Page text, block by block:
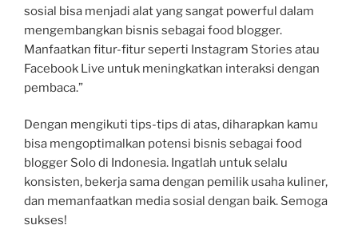
sosial bisa menjadi alat yang sangat powerful dalam
mengembangkan bisnis sebagai food blogger.
Manfaatkan fitur-fitur seperti Instagram Stories atau
Facebook Live untuk meningkatkan interaksi dengan
pembaca.”
Dengan mengikuti tips-tips di atas, diharapkan kamu
bisa mengoptimalkan potensi bisnis sebagai food
blogger Solo di Indonesia. Ingatlah untuk selalu
konsisten, bekerja sama dengan pemilik usaha kuliner,
dan memanfaatkan media sosial dengan baik. Semoga
sukses!